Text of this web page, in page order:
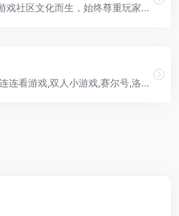
bilibili游戏中心基于B站特有游戏社区文化而生，始终尊重玩家与创作者，为玩家提供游戏预约测试信息及各类游戏下载资源，我们将持续为大家带来海内外优秀游戏作品
7k7k小游戏大全包含连连看,连连看游戏,双人小游戏,赛尔号,洛克王国,三国杀,在线小游戏,斗地主,象棋,扫雷,麻将,h5,h5游戏,迷你世界,7k7k奥拉星,